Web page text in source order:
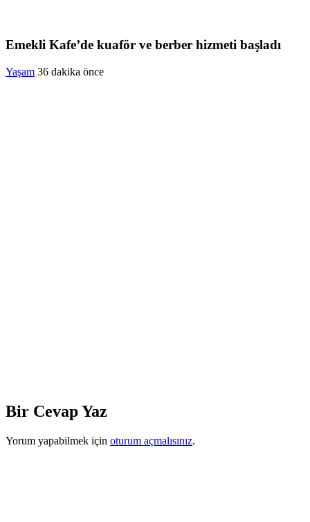
Emekli Kafe’de kuaför ve berber hizmeti başladı
Yaşam 36 dakika önce
Bir Cevap Yaz
Yorum yapabilmek için oturum açmalısınız.